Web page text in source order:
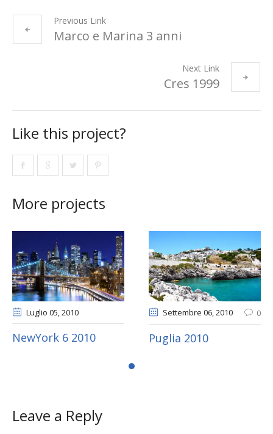
Previous Link
Marco e Marina 3 anni
Next Link
Cres 1999
Like this project?
More projects
Luglio 05 , 2010
NewYork 6 2010
Settembre 06 , 2010 0
Puglia 2010
Leave a Reply